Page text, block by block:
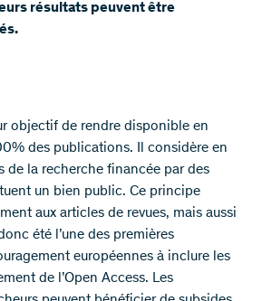
résultats peuvent être
objectif de rendre disponible en
des publications. Il considère en
de la recherche financée par des
un bien public. Ce principe
aux articles de revues, mais aussi
été l’une des premières
européennes à inclure les
de l’Open Access. Les